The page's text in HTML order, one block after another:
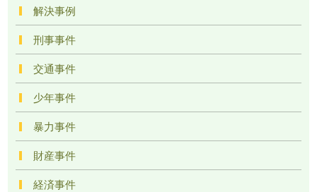
解決事例
刑事事件
交通事件
少年事件
暴力事件
財産事件
経済事件